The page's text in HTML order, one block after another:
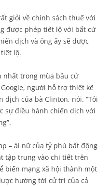
giỏi về chính sách thuế với
được phép tiết lộ với bất cứ
dịch và ông ấy sẽ được
lộ.
nhất trong mùa bầu cử
Google, người hỗ trợ thiết kế
dịch của bà Clinton, nói. “Tôi
sự điều hành chiến dịch với
– ái nữ của tỷ phú bất động
tập trung vào chi tiết trên
biến mạng xã hội thành một
hướng tới cử tri của cả